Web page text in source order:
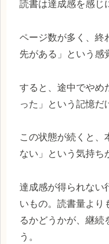
読書は達成感を感じ
ページ数が多く、終
先がある」という感
すると、途中でやめ
った」という記憶だ
この状態が続くと、
ない」という気持ち
達成感が得られない
いもの。読書量より
るかどうかが、継続
う。